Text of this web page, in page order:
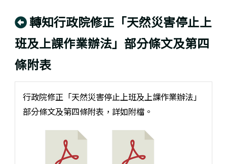
回上頁
轉知行政院修正「天然災害停止上
班及上課作業辦法」部分條文及第四
條附表
行政院修正「天然災害停止上班及上課作業辦法」
部分條文及第四條附表，詳如附檔。